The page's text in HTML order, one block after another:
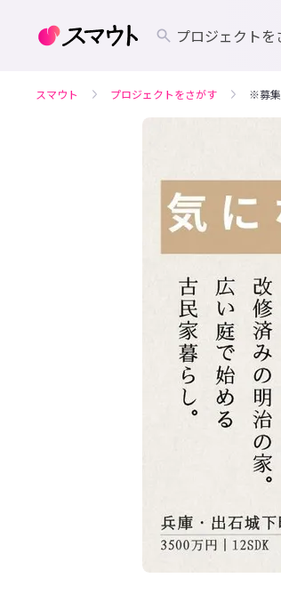
プロジェクトを
スマウト プロジェクトをさがす ※募集